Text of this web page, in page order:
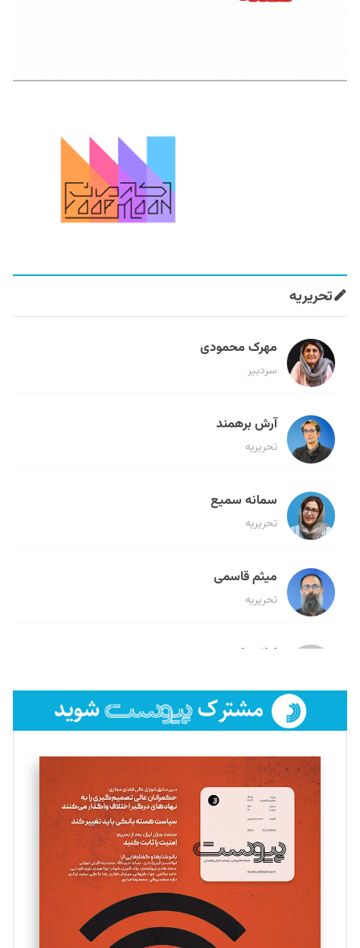
تحریریه
مهرک محمودی
سردبیر
آرش برهمند
تحریریه
سمانه سمیع
تحریریه
میثم قاسمی
تحریریه
لیلا حنارود
فائزه فتحی رستمی
تحریریه
سروش کرمیان
تحریریه
مینا پاکدل